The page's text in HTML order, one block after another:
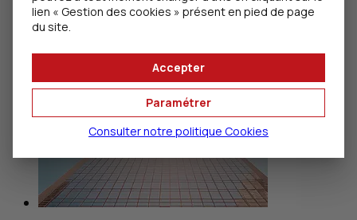
lien « Gestion des cookies » présent en pied de page
du site.
Accepter
Paramétrer
Consulter notre politique Cookies